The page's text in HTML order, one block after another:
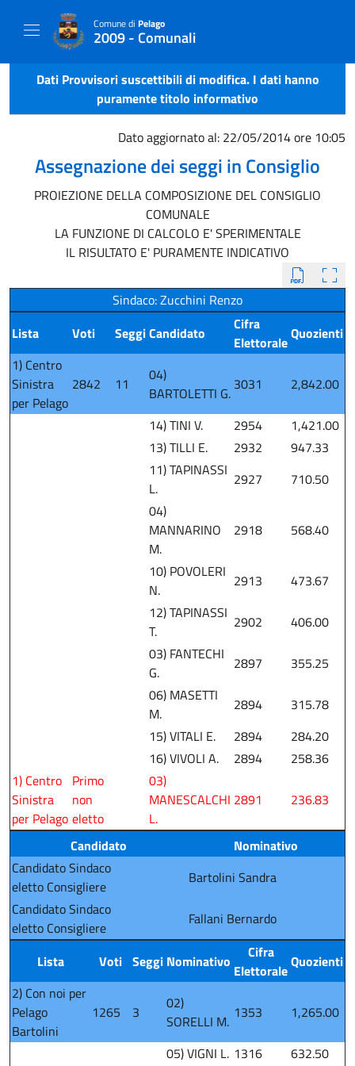
Comune di Pelago
2009 - Comunali
Dati Provvisori suscettibili di modifica. I dati hanno
puramente titolo informativo
Dato aggiornato al: 22/05/2014 ore 10:05
Assegnazione dei seggi in Consiglio
PROIEZIONE DELLA COMPOSIZIONE DEL CONSIGLIO
COMUNALE
LA FUNZIONE DI CALCOLO E' SPERIMENTALE
IL RISULTATO E' PURAMENTE INDICATIVO
Sindaco: Zucchini Renzo
Lista
Voti SeggiCandidato
Cifra
ElettoraleQuozienti
1) Centro
Sinistra
per Pelago
2842 11
04)
BARTOLETTI G. 3031 2,842.00
14) TINI V. 2954
1,421.00
13) TILLI E.
2932
947.33
11) TAPINASSI
L.
2927
710.50
04)
MANNARINO
M.
2918 568.40
10) POVOLERI
N.
2913
473.67
12) TAPINASSI
T.
2902
406.00
03) FANTECHI
G.
2897
355.25
06) MASETTI
M.
2894
315.78
15) VITALI E.
2894
284.20
16) VIVOLI A.
2894
258.36
1) Centro
Sinistra
per Pelago
Primo
non
eletto
03)
MANESCALCHI
L.
2891 236.83
Candidato
Nominativo
Candidato Sindaco
eletto Consigliere
Bartolini Sandra
Candidato Sindaco
eletto Consigliere
Fallani Bernardo
Lista Voti Seggi Nominativo
Cifra
ElettoraleQuozienti
2) Con noi per
Pelago
Bartolini
1265 3
02)
SORELLI M. 1353 1,265.00
05) VIGNI L. 1316 632.50